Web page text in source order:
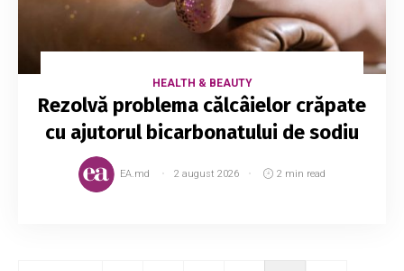
HEALTH & BEAUTY
Rezolvă problema călcâielor crăpate
cu ajutorul bicarbonatului de sodiu
EA.md 2 august 2026 2 min read